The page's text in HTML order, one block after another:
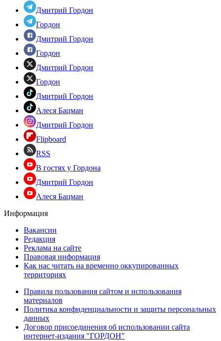
Дмитрий Гордон
Гордон
Дмитрий Гордон
Гордон
Дмитрий Гордон
Гордон
Дмитрий Гордон
Алеся Бацман
Дмитрий Гордон
Flipboard
RSS
В гостях у Гордона
Дмитрий Гордон
Алеся Бацман
Информация
Вакансии
Редакция
Реклама на сайте
Правовая информация
Как нас читать на временно оккупированных
территориях
Правила пользования сайтом и использования
материалов
Политика конфиденциальности и защиты персональных
данных
Договор присоединения об использовании сайта
интернет-издания "ГОРДОН"